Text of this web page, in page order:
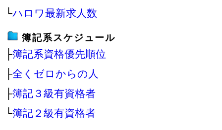
└ハロワ最新求人数
簿記系スケジュール
├簿記系資格優先順位
├全くゼロからの人
├簿記３級有資格者
└簿記２級有資格者